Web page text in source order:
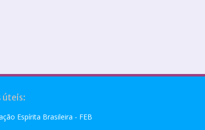
úteis:
Espírita Brasileira - FEB